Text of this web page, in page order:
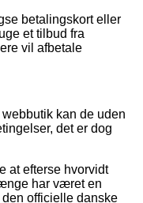
betalingskort eller
et tilbud fra
vil afbetale
kan de uden
det er dog
at efterse hvorvidt
har været en
officielle danske